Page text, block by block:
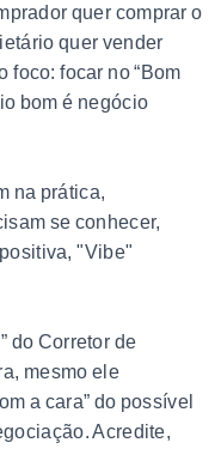
quer comprar o
quer vender
foco: focar no “Bom
bom é negócio
na prática,
se conhecer,
"Vibe"
do Corretor de
mesmo ele
a cara” do possível
Acredite,